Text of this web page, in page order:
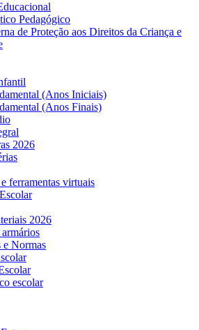
Pedagógico
de Proteção aos Direitos da Criança e
(Anos Iniciais)
(Anos Finais)
2026
ferramentas virtuais
2026
e Normas
escolar